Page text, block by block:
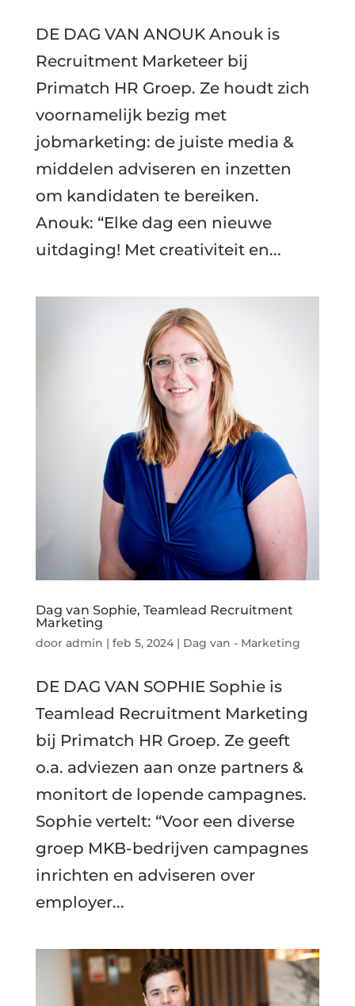
DE DAG VAN ANOUK Anouk is
Recruitment Marketeer bij
Primatch HR Groep. Ze houdt zich
voornamelijk bezig met
jobmarketing: de juiste media &
middelen adviseren en inzetten
om kandidaten te bereiken.
Anouk: “Elke dag een nieuwe
uitdaging! Met creativiteit en...
Dag van Sophie, Teamlead Recruitment
Marketing
door admin | feb 5, 2024| Dag van - Marketing
DE DAG VAN SOPHIE Sophie is
Teamlead Recruitment Marketing
bij Primatch HR Groep. Ze geeft
o.a. adviezen aan onze partners &
monitort de lopende campagnes.
Sophie vertelt: “Voor een diverse
groep MKB-bedrijven campagnes
inrichten en adviseren over
employer...